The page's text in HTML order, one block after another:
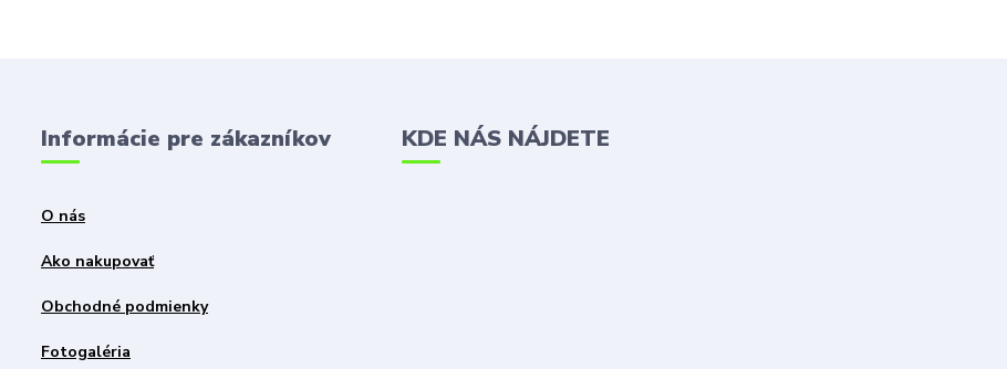
Informácie pre zákazníkov
O nás
Ako nakupovať
Obchodné podmienky
Fotogaléria
KDE NÁS NÁJDETE